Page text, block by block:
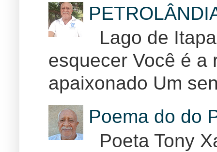
Lago de
esquecer Você é a
apaixonado Um
Poema do do
Poeta Tony